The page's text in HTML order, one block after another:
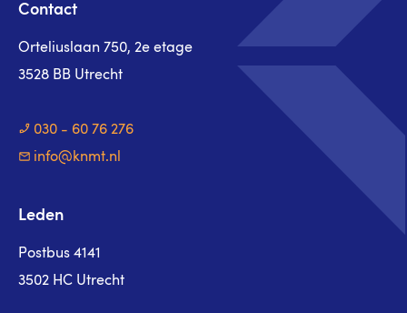
Contact
Orteliuslaan 750, 2e etage
3528 BB Utrecht
030 - 60 76 276
info@knmt.nl
Leden
Postbus 4141
3502 HC Utrecht